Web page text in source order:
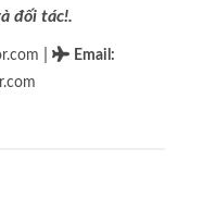
đối tác!.
Email :